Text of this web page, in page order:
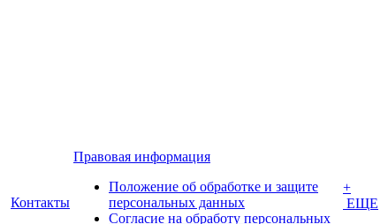
Контакты
Правовая информация
Положение об обработке и защите
персональных данных
Согласие на обработу персональных
+
ЕЩЕ